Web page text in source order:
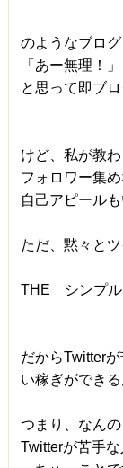
のようなブロ
「あー無理！」
と思って即ブ
けど、私が教
フォロワー集
自己アピール
ただ、黙々と
THE シンプル
だからTwitter
い稼ぎができる
つまり、なん
Twitterが苦手